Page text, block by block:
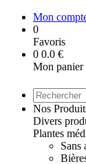
Mon
0
Favoris
0 0.0 €
Mon panier
Nos
Divers
Plantes
Sans